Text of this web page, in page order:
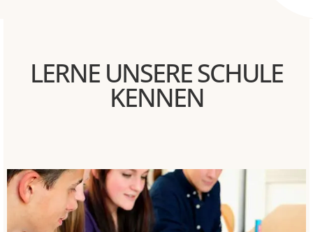
LERNE UNSERE SCHULE
KENNEN